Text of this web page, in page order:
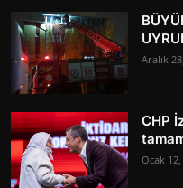
Aralık
CHP
Ocak